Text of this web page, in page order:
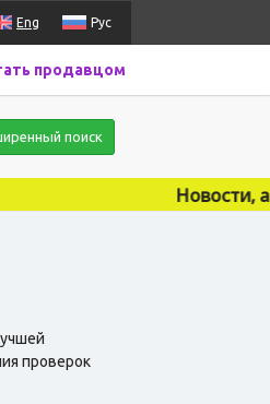
Eng Рус
продавцом
поиск
Новости, акции, купоны,
проверок